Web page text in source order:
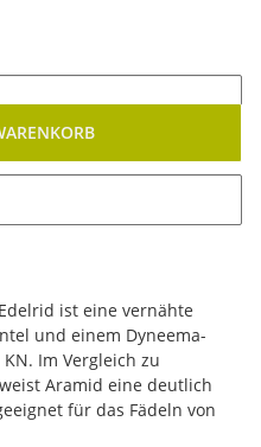
Sie bitte die
ist eine vernähte
und einem Dyneema-
Im Vergleich zu
Aramid eine deutlich
für das Fädeln von